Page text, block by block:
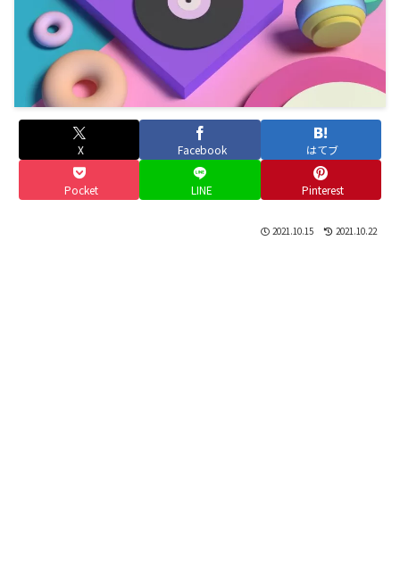
X Facebook はてブ
Pocket LINE Pinterest
2021.10.15 2021.10.22